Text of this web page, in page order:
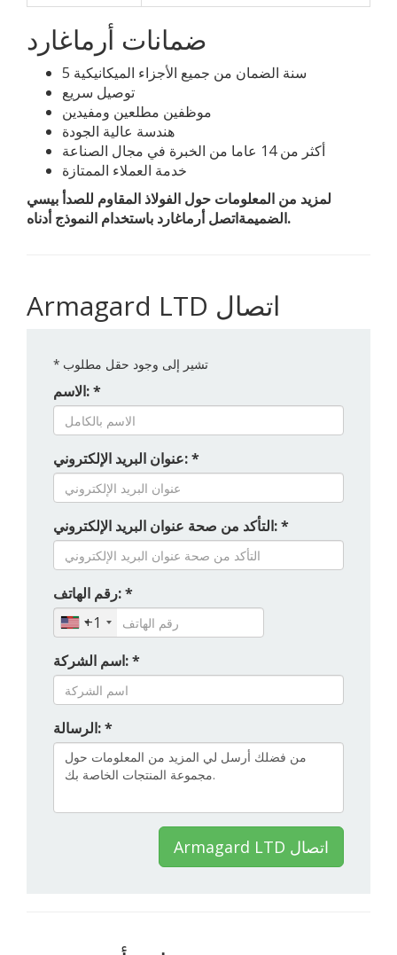
ضمانات أرماغارد
5 سنة الضمان من جميع الأجزاء الميكانيكية
توصيل سريع
موظفين مطلعين ومفيدين
هندسة عالية الجودة
أكثر من 14 عاما من الخبرة في مجال الصناعة
خدمة العملاء الممتازة
لمزيد من المعلومات حول الفولاذ المقاوم للصدأ بيسي
الضميمةاتصل أرماغارد باستخدام النموذج أدناه.
Armagard LTD اتصال
* تشير إلى وجود حقل مطلوب
الاسم: *
عنوان البريد الإلكتروني: *
التأكد من صحة عنوان البريد الإلكتروني: *
رقم الهاتف: *
+1
اسم الشركة: *
الرسالة: *
Armagard LTD اتصال